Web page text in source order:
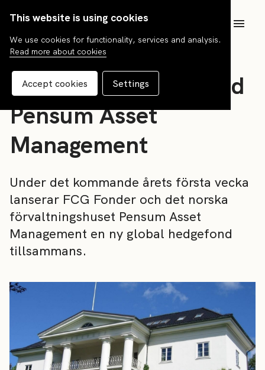
News
Samarbete inleds med
Pensum Asset
Management
Under det kommande årets första vecka
lanserar FCG Fonder och det norska
förvaltningshuset Pensum Asset
Management en ny global hedgefond
tillsammans.
This website is using cookies
We use cookies for functionality, services and analysis.
Read more about cookies
Accept cookies Settings